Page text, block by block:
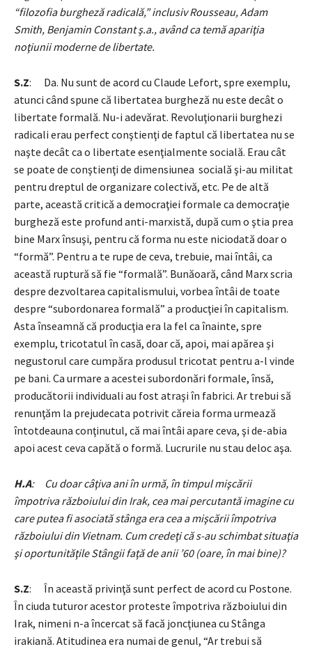
“filozofia burgheză radicală,” inclusiv Rousseau, Adam
Smith, Benjamin Constant ş.a., având ca temă apariţia
noţiunii moderne de libertate.
S.Z: Da. Nu sunt de acord cu Claude Lefort, spre exemplu,
atunci când spune că libertatea burgheză nu este decât o
libertate formală. Nu-i adevărat. Revoluţionarii burghezi
radicali erau perfect conştienţi de faptul că libertatea nu se
naşte decât ca o libertate esenţialmente socială. Erau cât
se poate de conştienţi de dimensiunea socială şi-au militat
pentru dreptul de organizare colectivă, etc. Pe de altă
parte, această critică a democraţiei formale ca democraţie
burgheză este profund anti-marxistă, după cum o ştia prea
bine Marx însuşi, pentru că forma nu este niciodată doar o
“formă”. Pentru a te rupe de ceva, trebuie, mai întâi, ca
această ruptură să fie “formală”. Bunăoară, când Marx scria
despre dezvoltarea capitalismului, vorbea întâi de toate
despre “subordonarea formală” a producţiei în capitalism.
Asta înseamnă că producţia era la fel ca înainte, spre
exemplu, tricotatul în casă, doar că, apoi, mai apărea şi
negustorul care cumpăra produsul tricotat pentru a-l vinde
pe bani. Ca urmare a acestei subordonări formale, însă,
producătorii individuali au fost atraşi în fabrici. Ar trebui să
renunţăm la prejudecata potrivit căreia forma urmează
întotdeauna conţinutul, că mai întâi apare ceva, şi de-abia
apoi acest ceva capătă o formă. Lucrurile nu stau deloc aşa.
H.A: Cu doar câţiva ani în urmă, în timpul mişcării
împotriva războiului din Irak, cea mai percutantă imagine cu
care putea fi asociată stânga era cea a mişcării împotriva
războiului din Vietnam. Cum credeţi că s-au schimbat situaţia
şi oportunităţile Stângii faţă de anii ’60 (oare, în mai bine)?
S.Z: În această privinţă sunt perfect de acord cu Postone.
În ciuda tuturor acestor proteste împotriva războiului din
Irak, nimeni n-a încercat să facă joncţiunea cu Stânga
irakiană. Atitudinea era numai de genul, “Ar trebui să